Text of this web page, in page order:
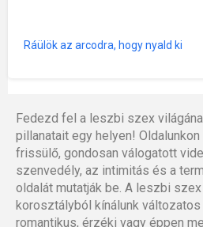
Ráülök az arcodra, hogy nyald ki
Fedezd fel a leszbi szex
pillanatait egy helyen!
frissülő, gondosan válogatott
szenvedély, az intimitás és a
oldalát mutatják be. A leszbi
korosztályból kínálunk
romantikus, érzéki vagy éppen